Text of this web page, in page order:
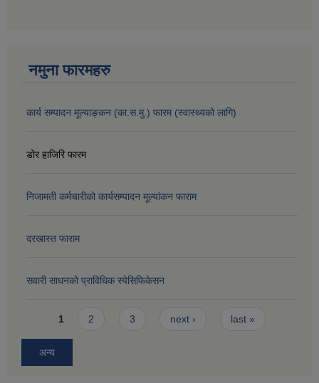
नमुना फारमहरु
कार्य सम्पादन मूल्याङ्कन (का.स.मु.) फारम (स्वास्थ्यको लागि)
डोर हाजिरि फारम
निजामती कर्मचारीको कार्यसम्पादन मूल्यांकन फाराम
दरखास्त फाराम
सवारी साधनको प्राविधिक स्पेसिफिकेसन
Pages
1 2 3 next › last »
अन्य